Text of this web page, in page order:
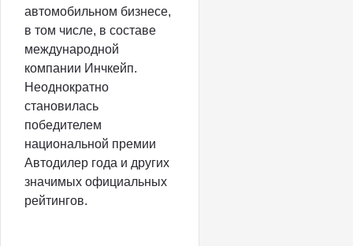
автомобильном бизнесе,
в том числе, в составе
международной
компании Инчкейп.
Неоднократно
становилась
победителем
национальной премии
Автодилер года и других
значимых официальных
рейтингов.